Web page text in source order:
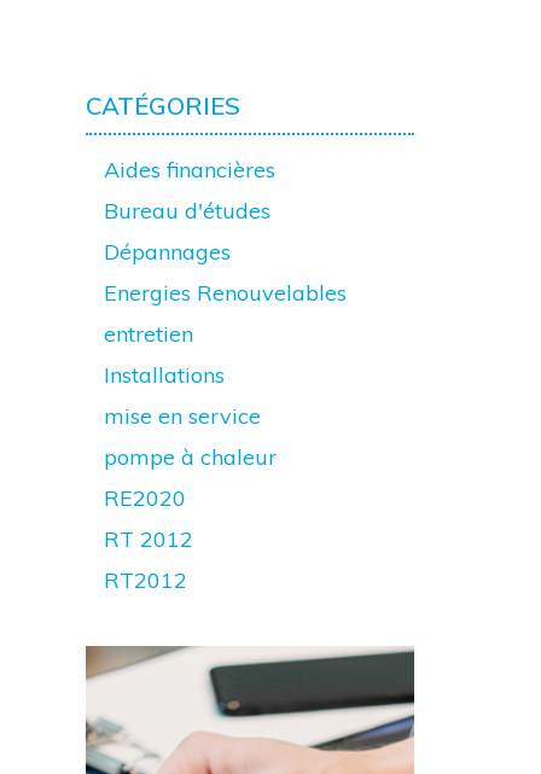
CATÉGORIES
Aides financières
Bureau d'études
Dépannages
Energies Renouvelables
entretien
Installations
mise en service
pompe à chaleur
RE2020
RT 2012
RT2012